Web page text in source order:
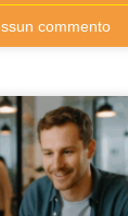
commento